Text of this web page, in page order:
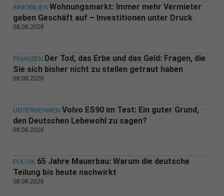
IMMOBILIEN Wohnungsmarkt: Immer mehr Vermieter
geben Geschäft auf – Investitionen unter Druck
08.08.2026
FINANZEN Der Tod, das Erbe und das Geld: Fragen, die
Sie sich bisher nicht zu stellen getraut haben
08.08.2026
UNTERNEHMEN Volvo ES90 im Test: Ein guter Grund,
den Deutschen Lebewohl zu sagen?
08.08.2026
POLITIK 65 Jahre Mauerbau: Warum die deutsche
Teilung bis heute nachwirkt
08.08.2026